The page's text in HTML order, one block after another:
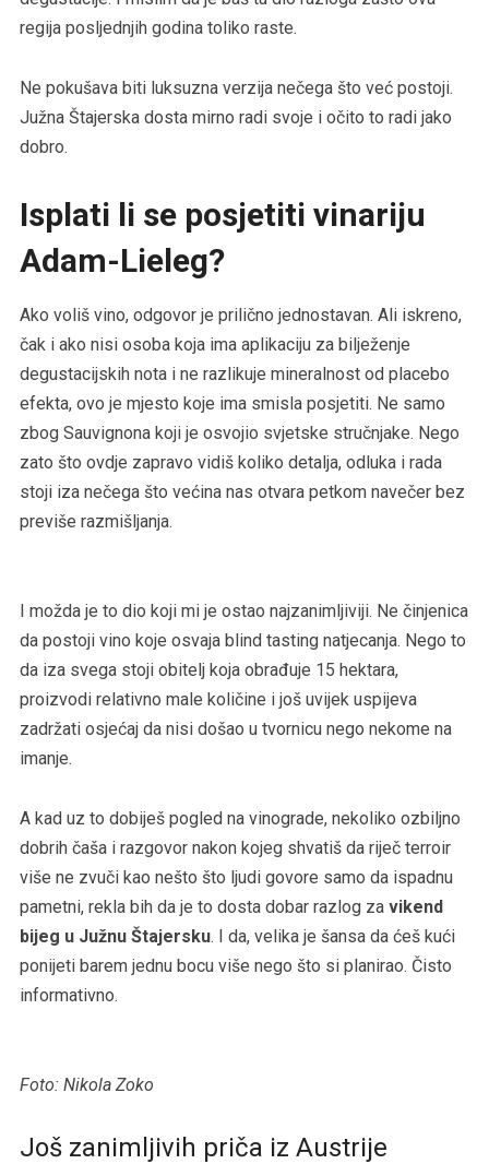
regija posljednjih godina toliko raste.
Ne pokušava biti luksuzna verzija nečega što već postoji.
Južna Štajerska dosta mirno radi svoje i očito to radi jako
dobro.
Isplati li se posjetiti vinariju
Adam-Lieleg?
Ako voliš vino, odgovor je prilično jednostavan. Ali iskreno,
čak i ako nisi osoba koja ima aplikaciju za bilježenje
degustacijskih nota i ne razlikuje mineralnost od placebo
efekta, ovo je mjesto koje ima smisla posjetiti. Ne samo
zbog Sauvignona koji je osvojio svjetske stručnjake. Nego
zato što ovdje zapravo vidiš koliko detalja, odluka i rada
stoji iza nečega što većina nas otvara petkom navečer bez
previše razmišljanja.
I možda je to dio koji mi je ostao najzanimljiviji. Ne činjenica
da postoji vino koje osvaja blind tasting natjecanja. Nego to
da iza svega stoji obitelj koja obrađuje 15 hektara,
proizvodi relativno male količine i još uvijek uspijeva
zadržati osjećaj da nisi došao u tvornicu nego nekome na
imanje.
A kad uz to dobiješ pogled na vinograde, nekoliko ozbiljno
dobrih čaša i razgovor nakon kojeg shvatiš da riječ terroir
više ne zvuči kao nešto što ljudi govore samo da ispadnu
pametni, rekla bih da je to dosta dobar razlog za vikend
bijeg u Južnu Štajersku. I da, velika je šansa da ćeš kući
ponijeti barem jednu bocu više nego što si planirao. Čisto
informativno.
Foto: Nikola Zoko
Još zanimljivih priča iz Austrije